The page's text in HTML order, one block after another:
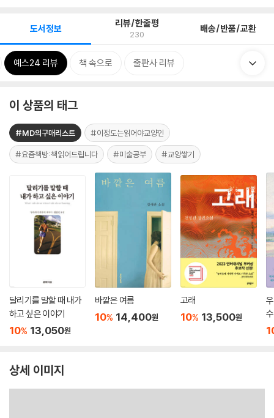
도서정보 리뷰/한줄평
230 배송/반품/교환
예스24 리뷰 책 속으로 출판사 리뷰
이 상품의 태그
#MD의구매리스트 #이정도는읽어야교양인
#요즘책방:책읽어드립니다 #미술공부 #교양쌓기
달리기를 말할 때 내가
하고 싶은 이야기
10% 13,050원
바깥은 여름
10% 14,400원
고래
10% 13,500원
상세 이미지